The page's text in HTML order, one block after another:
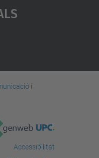
i
Accessibilitat